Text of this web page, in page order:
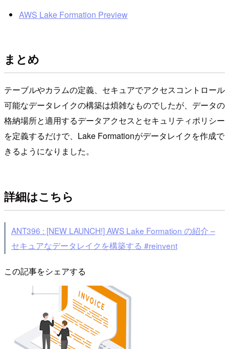
AWS Lake Formation Preview
まとめ
テーブルやカラムの定義、セキュアでアクセスコントロール
可能なデータレイクの構築は煩雑なものでしたが、データの
格納場所と適用するデータアクセスとセキュリティポリシー
を定義するだけで、Lake Formationがデータレイクを作成で
きるようになりました。
詳細はこちら
ANT396 : [NEW LAUNCH!] AWS Lake Formation の紹介 –
セキュアなデータレイクを構築する #reinvent
この記事をシェアする